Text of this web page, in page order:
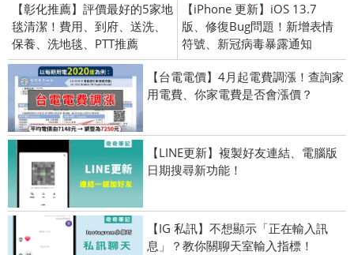
【彰化推薦】評價最好的5家地
毯清潔！費用、到府、送洗、
保養、洗地毯、PTT推薦
【iPhone 更新】iOS 13.7
版、修復Bug問題！新增表情
符號、新冠病毒暴露通知
【台電電價】4月起電費調漲！查詢家
用電費、你家電費是否會漲價？
【LINE更新】複製好友連結、電腦版
日期搜尋新功能！
【IG 私訊】不想顯示「正在輸入訊
息」？教你關聊天室輸入指標！